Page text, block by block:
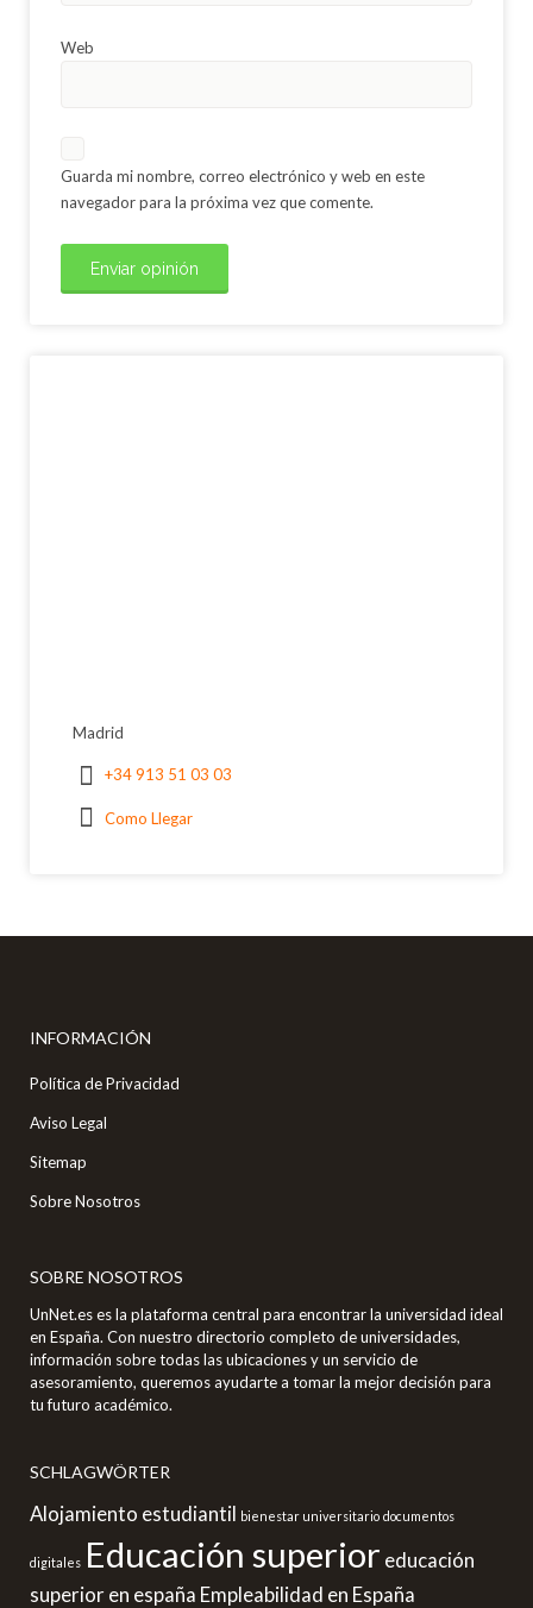
Web
Guarda mi nombre, correo electrónico y web en este
navegador para la próxima vez que comente.
Madrid
+34 913 51 03 03
Como Llegar
INFORMACIÓN
Política de Privacidad
Aviso Legal
Sitemap
Sobre Nosotros
SOBRE NOSOTROS
UnNet.es es la plataforma central para encontrar la universidad ideal
en España. Con nuestro directorio completo de universidades,
información sobre todas las ubicaciones y un servicio de
asesoramiento, queremos ayudarte a tomar la mejor decisión para
tu futuro académico.
SCHLAGWÖRTER
Alojamiento estudiantil bienestar universitario documentos
digitales Educación superior educación
superior en españa Empleabilidad en España